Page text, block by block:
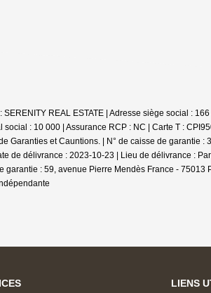
REAL ESTATE | Adresse siège social :
: 10 000 | Assurance RCP : NC | Carte T :
Garanties et Cauntions. | N° de caisse de
de délivrance : 2023-10-23 | Lieu de délivrance :
: 59, avenue Pierre Mendès France -
LIENS